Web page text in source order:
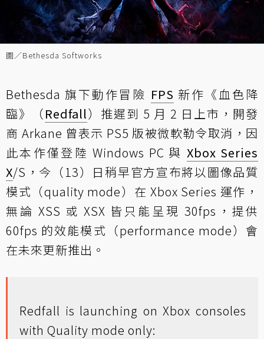
圖／Bethesda Softworks
Bethesda 旗下動作冒險 FPS 新作《血色降
臨》（Redfall）推遲到 5 月 2 日上市，開發
商 Arkane 曾表示 PS5 版被微軟勒令取消，因
此本作僅登陸 Windows PC 與 Xbox Series
X/S，今（13）日稍早官方宣布將以圖像品質
模式（quality mode）在 Xbox Series 運作，
無論 XSS 或 XSX 皆只能呈現 30fps，提供
60fps 的效能模式（performance mode）會
在未來更新推出。
Redfall is launching on Xbox consoles
with Quality mode only: